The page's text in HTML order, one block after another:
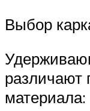
Выбор
различают
материала: